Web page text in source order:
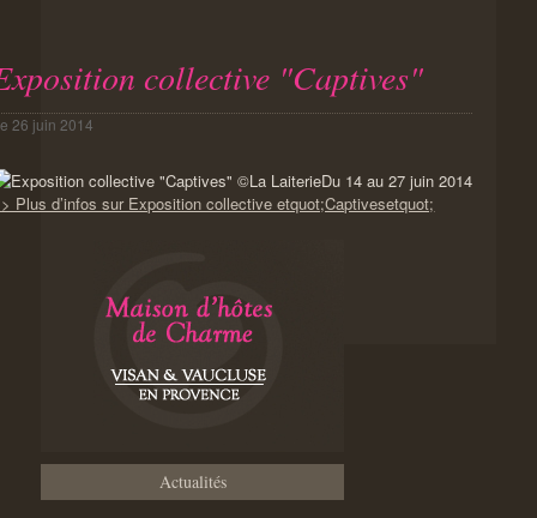
collective "Captives"
26 juin 2014
Du 14 au 27 juin 2014
Plus d’infos sur Exposition collective etquot;Captivesetquot;
Actualités